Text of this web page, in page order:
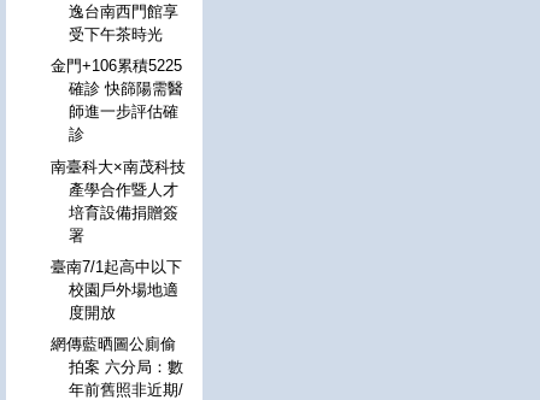
逸台南西門館享
受下午茶時光
金門+106累積5225
確診 快篩陽需醫
師進一步評估確
診
南臺科大×南茂科技
產學合作暨人才
培育設備捐贈簽
署
臺南7/1起高中以下
校園戶外場地適
度開放
網傳藍晒圖公廁偷
拍案 六分局：數
年前舊照非近期/